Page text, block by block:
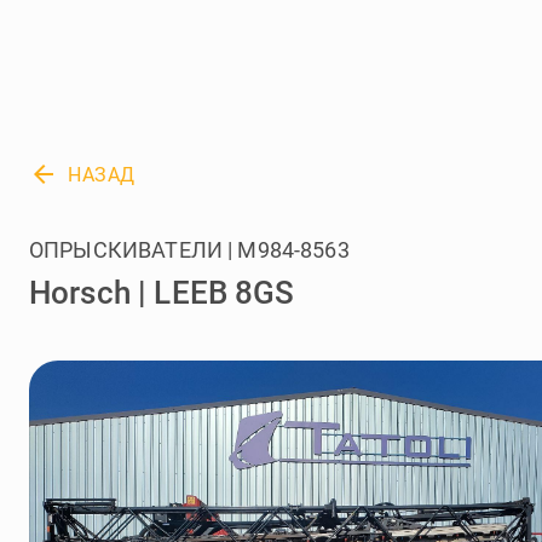
arrow_back НАЗАД
Horsch | LEEB 8GS
ОПРЫСКИВАТЕЛИ | M984-8563